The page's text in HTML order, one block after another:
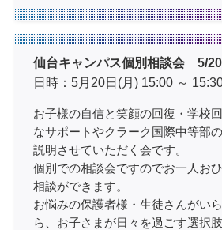
仙台キャンパス個別相談会 5/20
日時：5月20日(月) 15:00 ～
お子様の自信と笑顔の回復・学校
なサポートやクラーク国際中等部
説明させていただく会です。
個別での相談会ですのでお一人お
相談ができます。
お悩みの保護者様・生徒さんがい
ら、お子さまが日々を過ごす選択